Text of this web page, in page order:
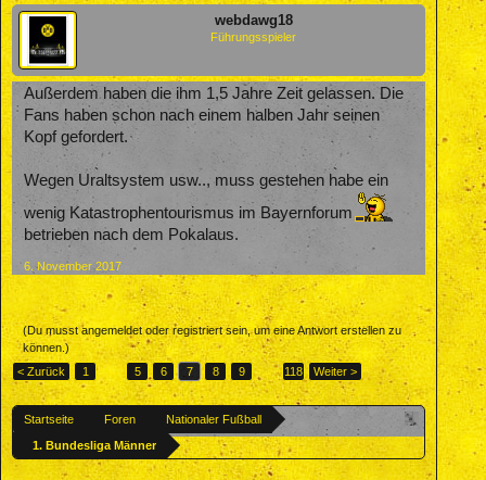
webdawg18
Führungsspieler
Außerdem haben die ihm 1,5 Jahre Zeit gelassen. Die
Fans haben schon nach einem halben Jahr seinen
Kopf gefordert.
Wegen Uraltsystem usw.., muss gestehen habe ein
wenig Katastrophentourismus im Bayernforum
betrieben nach dem Pokalaus.
6. November 2017
(Du musst angemeldet oder registriert sein, um eine Antwort erstellen zu
können.)
< Zurück
1 ← 5 6 7 8 9 → 118 Weiter >
Startseite Foren
Nationaler Fußball
1. Bundesliga Männer